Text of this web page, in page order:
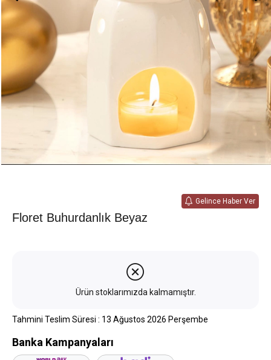
Gelince Haber Ver
Floret Buhurdanlık Beyaz
Ürün stoklarımızda kalmamıştır.
Tahmini Teslim Süresi : 13 Ağustos 2026 Perşembe
Banka Kampanyaları